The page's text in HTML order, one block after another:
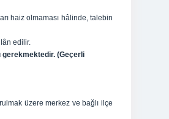
haiz olmaması hâlinde, talebin
edilir.
gerekmektedir. (Geçerli
üzere merkez ve bağlı ilçe